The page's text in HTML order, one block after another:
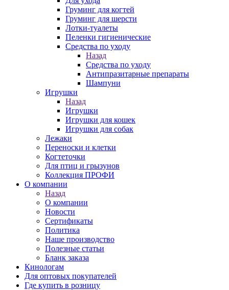
Груминг для когтей
Груминг для шерсти
Лотки-туалеты
Пеленки гигиенические
Средства по уходу
Назад
Средства по уходу
Антипразитарные препараты
Шампуни
Игрушки
Назад
Игрушки
Игрушки для кошек
Игрушки для собак
Лежаки
Переноски и клетки
Когтеточки
Для птиц и грызунов
Коллекция ПРОФИ
О компании
Назад
О компании
Новости
Сертификаты
Политика
Наше производство
Полезные статьи
Бланк заказа
Кинологам
Для оптовых покупателей
Где купить в розницу